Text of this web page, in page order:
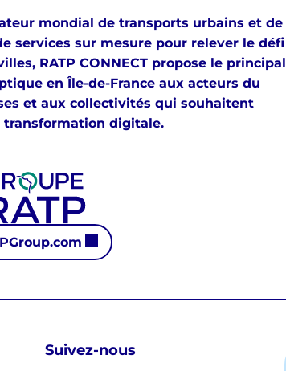
mondial de transports urbains et de
services sur mesure pour relever le défi
RATP CONNECT propose le principal
en Île-de-France aux acteurs du
et aux collectivités qui souhaitent
transformation digitale.
Suivez-nous